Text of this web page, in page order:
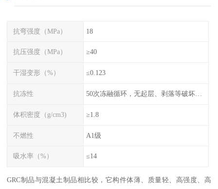
抗弯强度（MPa） 18
抗压强度（MPa） ≥40
干湿变形（%） ≤0.123
抗冻性 50次冻融循环，无起层、剥落等破坏现象
体积密度（g/cm3) ≥1.8
不燃性 A1级
吸水率（%） ≤14
GRC制品与混凝土制品相比较，它构件体薄、质量轻、高强度、高